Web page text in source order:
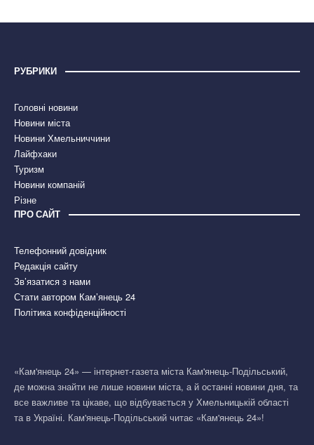
РУБРИКИ
Головні новини
Новини міста
Новини Хмельниччини
Лайфхаки
Туризм
Новини компаній
Різне
ПРО САЙТ
Телефонний довідник
Редакція сайту
Зв’язатися з нами
Стати автором Кам’янець 24
Політика конфіденційності
«Кам'янець 24» — інтернет-газета міста Кам'янець-Подільський,
де можна знайти не лише новини міста, а й останні новини дня, та
все важливе та цікаве, що відбувається у Хмельницькій області
та в Україні. Кам'янець-Подільський читає «Кам'янець 24»!